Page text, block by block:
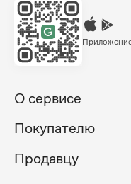
О сервисе
Покупателю
Продавцу